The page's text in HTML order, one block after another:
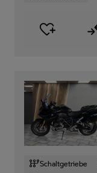
Schaltgetriebe